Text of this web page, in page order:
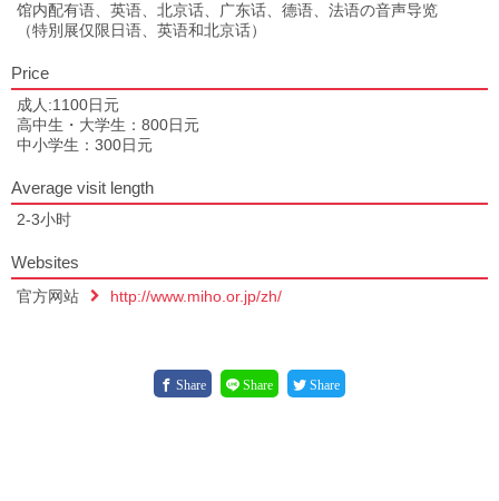
馆内配有语、英语、北京话、广东话、德语、法语の音声导览
（特別展仅限日语、英语和北京话）
Price
成人:1100日元
高中生・大学生：800日元
中小学生：300日元
Average visit length
2-3小时
Websites
官方网站 http://www.miho.or.jp/zh/
Share Share Share